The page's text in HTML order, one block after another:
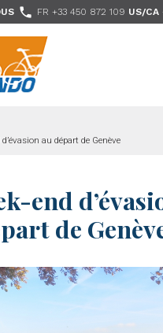
 FR +33 450 872 109 US/CA
au départ de Genève
end
de